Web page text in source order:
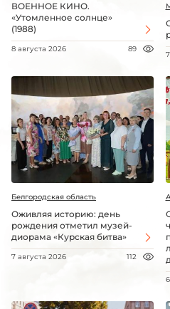
ВОЕННОЕ КИНО.
«Утомленное солнце»
(1988)
8 августа 2026 89
Белгородская область
Оживляя историю: день
рождения отметил музей-
диорама «Курская битва»
7 августа 2026 112